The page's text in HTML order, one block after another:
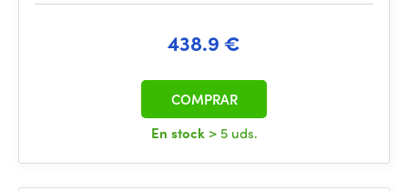
438.9 €
En stock > 5 uds.
COMPRAR